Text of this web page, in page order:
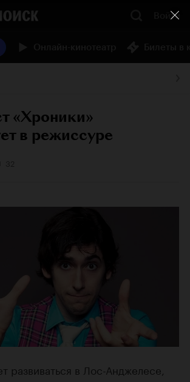
Войти
«Хроники»
в режиссуре
развиваться в Лос-Анджелесе,